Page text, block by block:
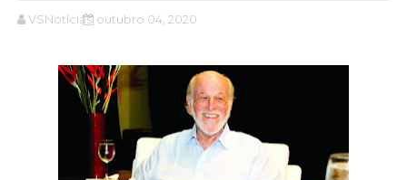
VSNotícias outubro 04, 2020